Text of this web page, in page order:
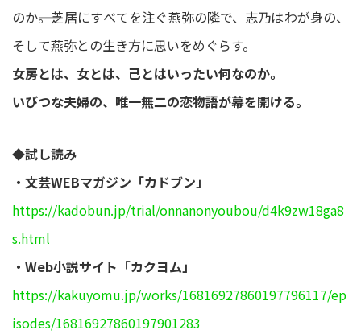
のか――。芝居にすべてを注ぐ燕弥の隣で、志乃はわが身の、
そして燕弥との生き方に思いをめぐらす。
女房とは、女とは、己とはいったい何なのか。
いびつな夫婦の、唯一無二の恋物語が幕を開ける。
◆試し読み
・文芸WEBマガジン「カドブン」
https://kadobun.jp/trial/onnanonyoubou/d4k9zw18ga8
s.html
・Web小説サイト「カクヨム」
https://kakuyomu.jp/works/16816927860197796117/ep
isodes/16816927860197901283